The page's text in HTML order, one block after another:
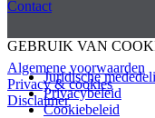
Contact
Algemene voorwaarden
Privacy & cookies
Disclaimer
GEBRUIK VAN
Juridische
Privacybeleid
Cookiebeleid